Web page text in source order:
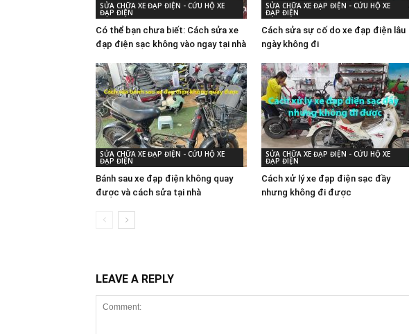
SỬA CHỮA XE ĐẠP ĐIỆN - CỨU HỘ XE
ĐẠP ĐIỆN
Có thể bạn chưa biết: Cách sửa xe
đạp điện sạc không vào ngay tại nhà
SỬA CHỮA XE ĐẠP ĐIỆN - CỨU HỘ XE
ĐẠP ĐIỆN
Cách sửa sự cố do xe đạp điện lâu
ngày không đi
SỬA CHỮA XE ĐẠP ĐIỆN - CỨU HỘ XE
ĐẠP ĐIỆN
Bánh sau xe đạp điện không quay
được và cách sửa tại nhà
SỬA CHỮA XE ĐẠP ĐIỆN - CỨU HỘ XE
ĐẠP ĐIỆN
Cách xử lý xe đạp điện sạc đầy
nhưng không đi được
LEAVE A REPLY